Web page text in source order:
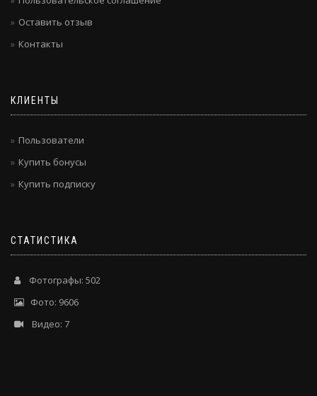
Оставить отзыв
Контакты
КЛИЕНТЫ
Пользователи
Купить бонусы
Купить подписку
СТАТИСТИКА
Фотографы: 502
Фото: 9606
Видео: 7